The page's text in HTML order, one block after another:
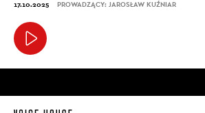
17.10.2025 PROWADZĄCY: JAROSŁAW KUŹNIAR